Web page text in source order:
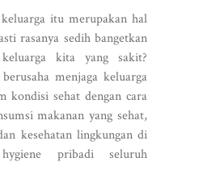
itu merupakan hal
rasanya sedih bangetkan
kita yang sakit?
menjaga keluarga
kondisi sehat dengan cara
makanan yang sehat,
kesehatan lingkungan di
pribadi seluruh